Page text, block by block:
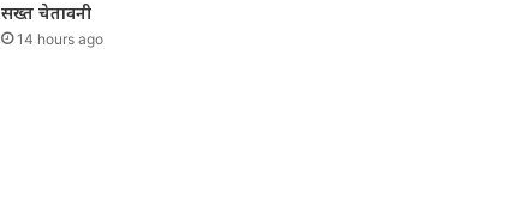
सख्त चेतावनी
14 hours ago